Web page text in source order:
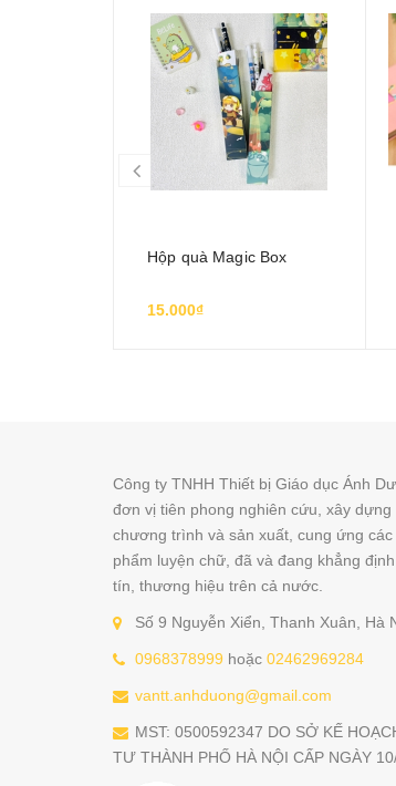
Hộp quà Magic Box
15.000₫
Công ty TNHH Thiết bị Giáo dục Ánh
đơn vị tiên phong nghiên cứu, xây dựng
chương trình và sản xuất, cung ứng các
phẩm luyện chữ, đã và đang khẳng
tín, thương hiệu trên cả nước.
Số 9 Nguyễn Xiển, Thanh Xuân, Hà
0968378999 hoặc 02462969284
vantt.anhduong@gmail.com
MST: 0500592347 DO SỞ KẾ
TƯ THÀNH PHỐ HÀ NỘI CẤP NGÀY